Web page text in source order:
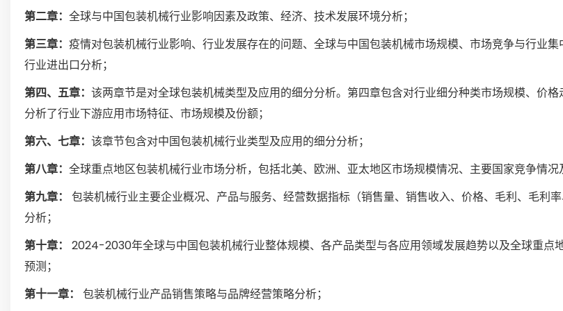
第二章： 全球与中国包装机械行业影响因素及政策、经济、技术发展环境分析；
第三章： 疫情对包装机械行业影响、行业发展存在的问题、全球与中国包装机械市场规模、市场竞争与行业
行业进出口分析；
第四、五章： 该两章节是对全球包装机械类型及应用的细分分析。第四章包含对行业细分种类市场规模、价
分析了行业下游应用市场特征、市场规模及份额；
第六、七章： 该章节包含对中国包装机械行业类型及应用的细分分析；
第八章： 全球重点地区包装机械行业市场分析，包括北美、欧洲、亚太地区市场规模情况、主要国家竞争情况
第九章：
包装机械行业主要企业概况、产品与服务、经营数据指标（销售量、销售收入、价格、毛利、毛利
分析；
第十章：
2024-2030年全球与中国包装机械行业整体规模、各产品类型与各应用领域发展趋势以及全球重点
预测；
第十一章：
包装机械行业产品销售策略与品牌经营策略分析；